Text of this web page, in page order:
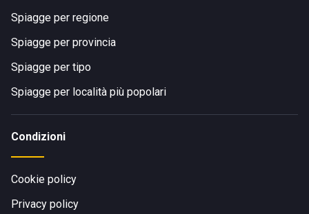
Spiagge per regione
Spiagge per provincia
Spiagge per tipo
Spiagge per località più popolari
Condizioni
Cookie policy
Privacy policy